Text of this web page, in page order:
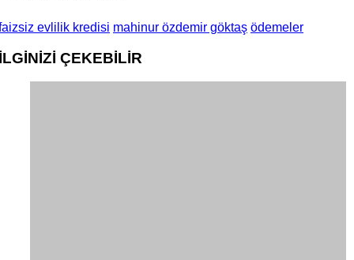
evlilik kredisi mahinur özdemir göktaş ödemeler
ÇEKEBİLİR